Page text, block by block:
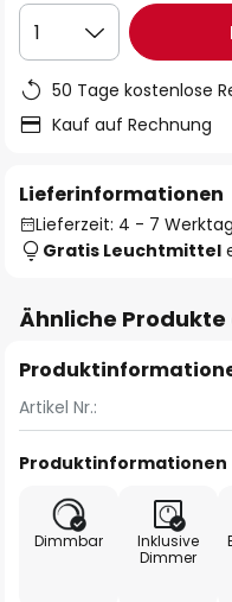
1
50 Tage kostenlose
Kauf auf Rechnung
Lieferinformationen
Lieferzeit: 4 - 7
Gratis Leuchtmittel
Ähnliche
Artikel Nr.:
Produktinformationen
Dimmbar
Inklusive
Dimmer